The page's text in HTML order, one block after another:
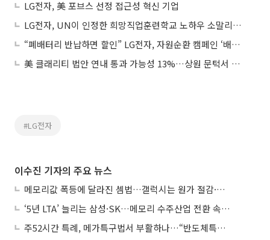
LG전자, 美 포브스 선정 접근성 혁신 기업
LG전자, UN이 인정한 희망직업훈련학교 노하우 소말리아에 전수
“폐배터리 반납하면 할인” LG전자, 자원순환 캠페인 ‘배터리턴’ 실시
美 클래리티 법안 연내 통과 가능성 13%…상원 문턱서 제동
#LG전자
이수진 기자의 주요 뉴스
메모리값 폭등에 달라진 셈법…갤럭시는 원가 절감·아이폰은 서비스 확대
‘5년 LTA’ 늘리는 삼성·SK…메모리 수주산업 전환 속 다른 셈법
주52시간 특례, 메가특구법서 부활하나…“반도체특별법 담겨야”